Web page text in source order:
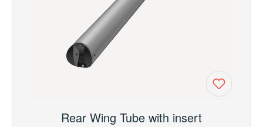
Rear Wing Tube with insert